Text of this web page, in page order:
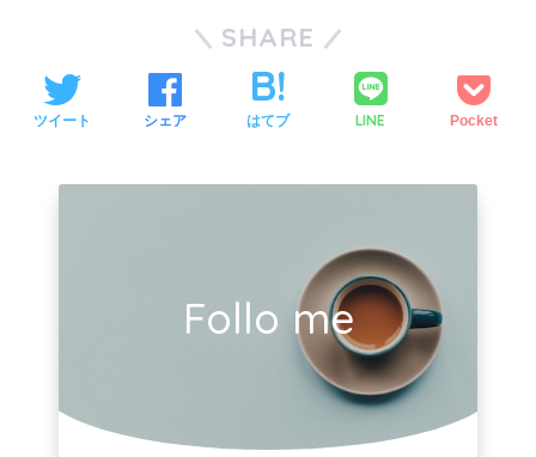
SHARE
ツイート シェア はてブ LINE Pocket
Follo me